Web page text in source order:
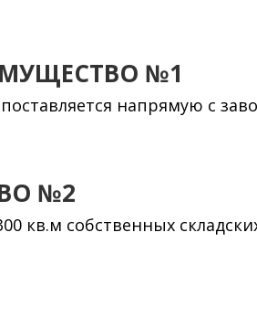
№1
напрямую с
№2
кв.м собственных